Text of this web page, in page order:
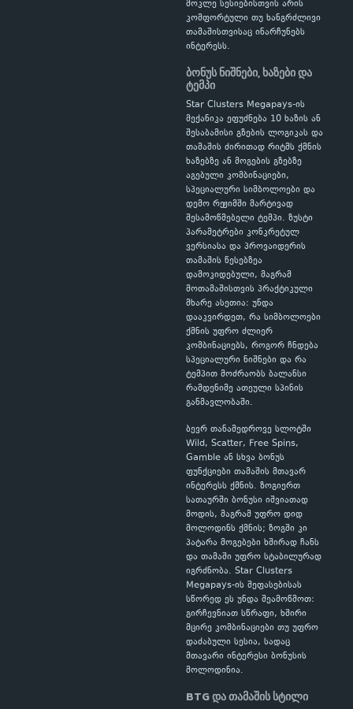
მოკლე სესიებისთვის არის
კომფორტული თუ ხანგრძლივი
თამაშისთვისაც ინარჩუნებს
ინტერესს.
ბონუს ნიშნები, ხაზები და
ტემპი
Star Clusters Megapays-ის
მექანიკა ეფუძნება 10 ხაზის ან
შესაბამისი გზების ლოგიკას და
თამაშის ძირითად რიტმს ქმნის
ხაზებზე ან მოგების გზებზე
აგებული კომბინაციები,
სპეციალური სიმბოლოები და
დემო რეჟიმში მარტივად
შესამოწმებელი ტემპი. ზუსტი
პარამეტრები კონკრეტულ
ვერსიასა და პროვაიდერის
თამაშის წესებზეა
დამოკიდებული, მაგრამ
მოთამაშისთვის პრაქტიკული
მხარე ასეთია: უნდა
დააკვირდეთ, რა სიმბოლოები
ქმნის უფრო ძლიერ
კომბინაციებს, როგორ ჩნდება
სპეციალური ნიშნები და რა
ტემპით მოძრაობს ბალანსი
რამდენიმე ათეული სპინის
განმავლობაში.
ბევრ თანამედროვე სლოტში
Wild, Scatter, Free Spins,
Gamble ან სხვა ბონუს
ფუნქციები თამაშის მთავარ
ინტერესს ქმნის. ზოგიერთ
სათაურში ბონუსი იშვიათად
მოდის, მაგრამ უფრო დიდ
მოლოდინს ქმნის; ზოგში კი
პატარა მოგებები ხშირად ჩანს
და თამაში უფრო სტაბილურად
იგრძნობა. Star Clusters
Megapays-ის შეფასებისას
სწორედ ეს უნდა შეამოწმოთ:
გირჩევნიათ სწრაფი, ხშირი
მცირე კომბინაციები თუ უფრო
დაძაბული სესია, სადაც
მთავარი ინტერესი ბონუსის
მოლოდინია.
BTG და თამაშის სტილი